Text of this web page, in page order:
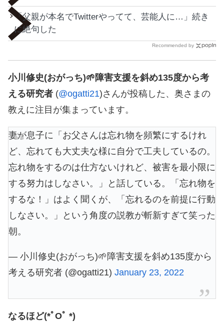
「父親が本名でTwitterやってて、芸能人に…」続き
に絶句した
Recommended by
小川修史(おがっち)🌱障害支援を斜め135度から考
える研究者 (@ogatti21)さんが投稿した、奥さまの
教えに注目が集まっています。
妻が息子に「お父さんは忘れ物を頻繁にするけれ
ど、忘れても大丈夫な様に自分で工夫しているの。
忘れ物をするのは仕方ないけれど、被害を最小限に
する努力はしなさい。」と話している。「忘れ物を
するな！」はよく聞くが、「忘れるのを前提に行動
しなさい。」という角度の説教が斬新すぎて笑った
朝。
— 小川修史(おがっち)🌱障害支援を斜め135度から
考える研究者 (@ogatti21) January 23, 2022
なるほど(*ﾟOﾟ *)